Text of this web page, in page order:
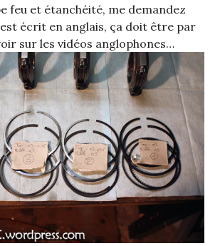
feu et étanchéité, me demandez
écrit en anglais, ça doit être par
sur les vidéos anglophones…